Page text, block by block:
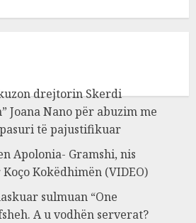
drejtorin Skerdi
Joana Nano për abuzim me
të pajustifikuar
Apolonia- Gramshi, nis
Kokëdhimën (VIDEO)
sulmuan “One
A u vodhën serverat?